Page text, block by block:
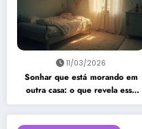
11/03/2026
Sonhar que está morando em
outra casa: o que revela esse
sonho?